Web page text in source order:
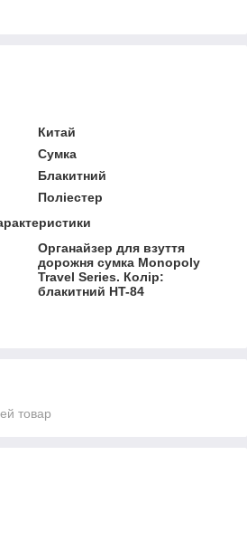
Китай
Сумка
Блакитний
Поліестер
Органайзер для взуття
дорожня сумка Monopoly
Travel Series. Колір:
блакитний HT-84
товар